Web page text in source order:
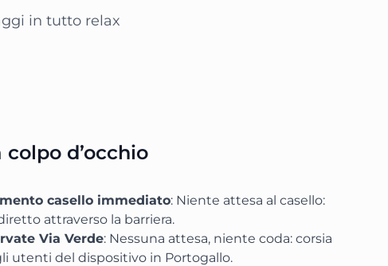
in tutto relax
d’occhio
casello immediato: Niente attesa al casello:
attraverso la barriera.
Via Verde: Nessuna attesa, niente coda: corsia
utenti del dispositivo in Portogallo.